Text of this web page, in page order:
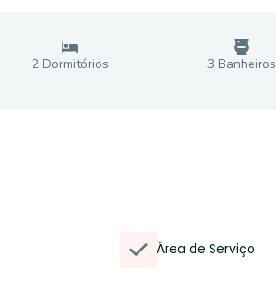
2Dormitórios 3 Banheiros
Área de Serviço